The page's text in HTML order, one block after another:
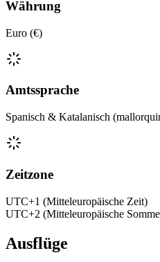
Währung
Euro (€)
Amtssprache
Spanisch & Katalanisch
Zeitzone
UTC+1 (Mitteleuropäische Zeit)
UTC+2 (Mitteleuropäische
Ausflüge